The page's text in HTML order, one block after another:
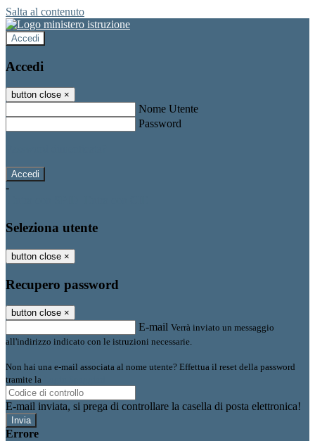
Salta al contenuto
Accedi
Accedi
button close ×
Nome Utente
Password
-
Seleziona utente
button close ×
Recupero password
button close ×
E-mail Verrà inviato un messaggio
all'indirizzo indicato con le istruzioni necessarie.
Non hai una e-mail associata al nome utente? Effettua il reset della password
tramite la
E-mail inviata, si prega di controllare la casella di posta elettronica!
Errore